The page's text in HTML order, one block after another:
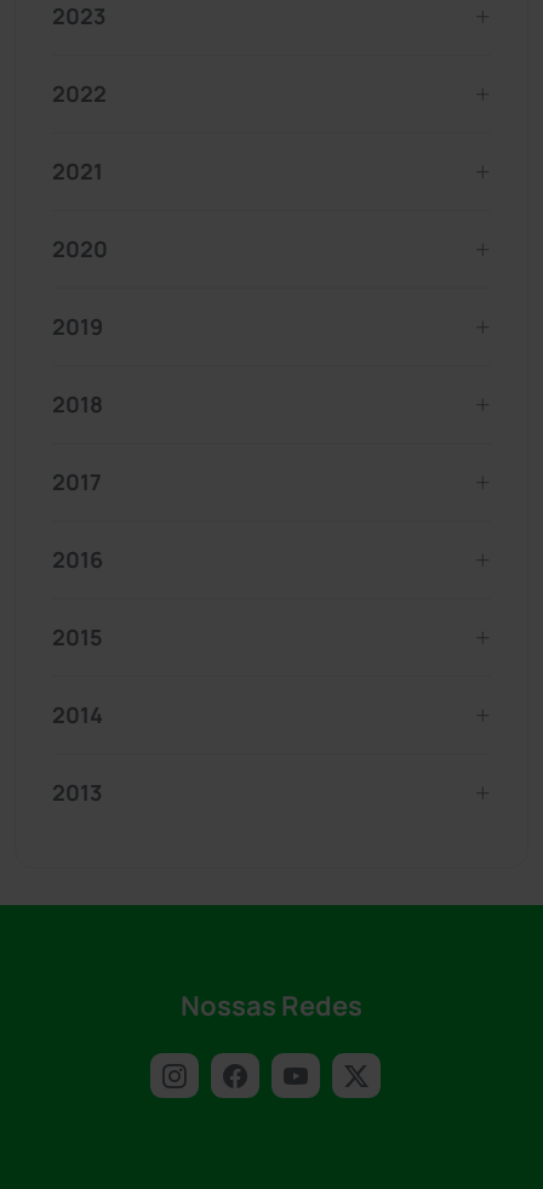
2023
2022
2021
2020
2019
2018
2017
2016
2015
2014
2013
Nossas Redes